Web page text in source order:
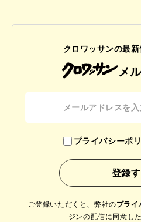
クロワッサンの最
メ
プライバシーポ
ご登録いただくと、弊社のプライ
ジンの配信に同意し